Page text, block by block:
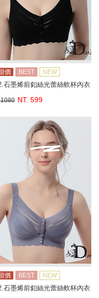
價 BEST NEW
石墨烯前釦絲光蕾絲軟杯內衣
1080 NT. 599
價 BEST NEW
石墨烯前釦絲光蕾絲軟杯內衣